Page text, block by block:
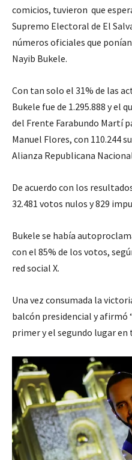
comicios, tuvieron que
Supremo Electoral de El
números oficiales que
Nayib Bukele.
Con tan solo el 31% de las
Bukele fue de 1.295.888 y el
del Frente Farabundo Martí
Manuel Flores, con 110.244
Alianza Republicana
De acuerdo con los
32.481 votos nulos y 829
Bukele se había
con el 85% de los votos,
red social X.
Una vez consumada la
balcón presidencial y afirmó
primer y el segundo lugar en